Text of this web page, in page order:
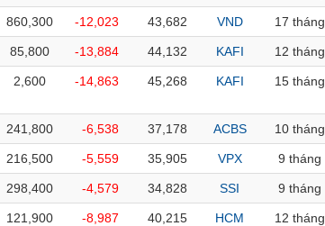
860,300 -12,023 43,682 VND 17 tháng
85,800 -13,884 44,132 KAFI 12 tháng
2,600 -14,863 45,268 KAFI 15 tháng
241,800 -6,538 37,178 ACBS 10 tháng
216,500 -5,559 35,905 VPX 9 tháng
298,400 -4,579 34,828 SSI 9 tháng
121,900 -8,987 40,215 HCM 12 tháng
Chứng quyền Hợp đồng tương lai Trái phiếu